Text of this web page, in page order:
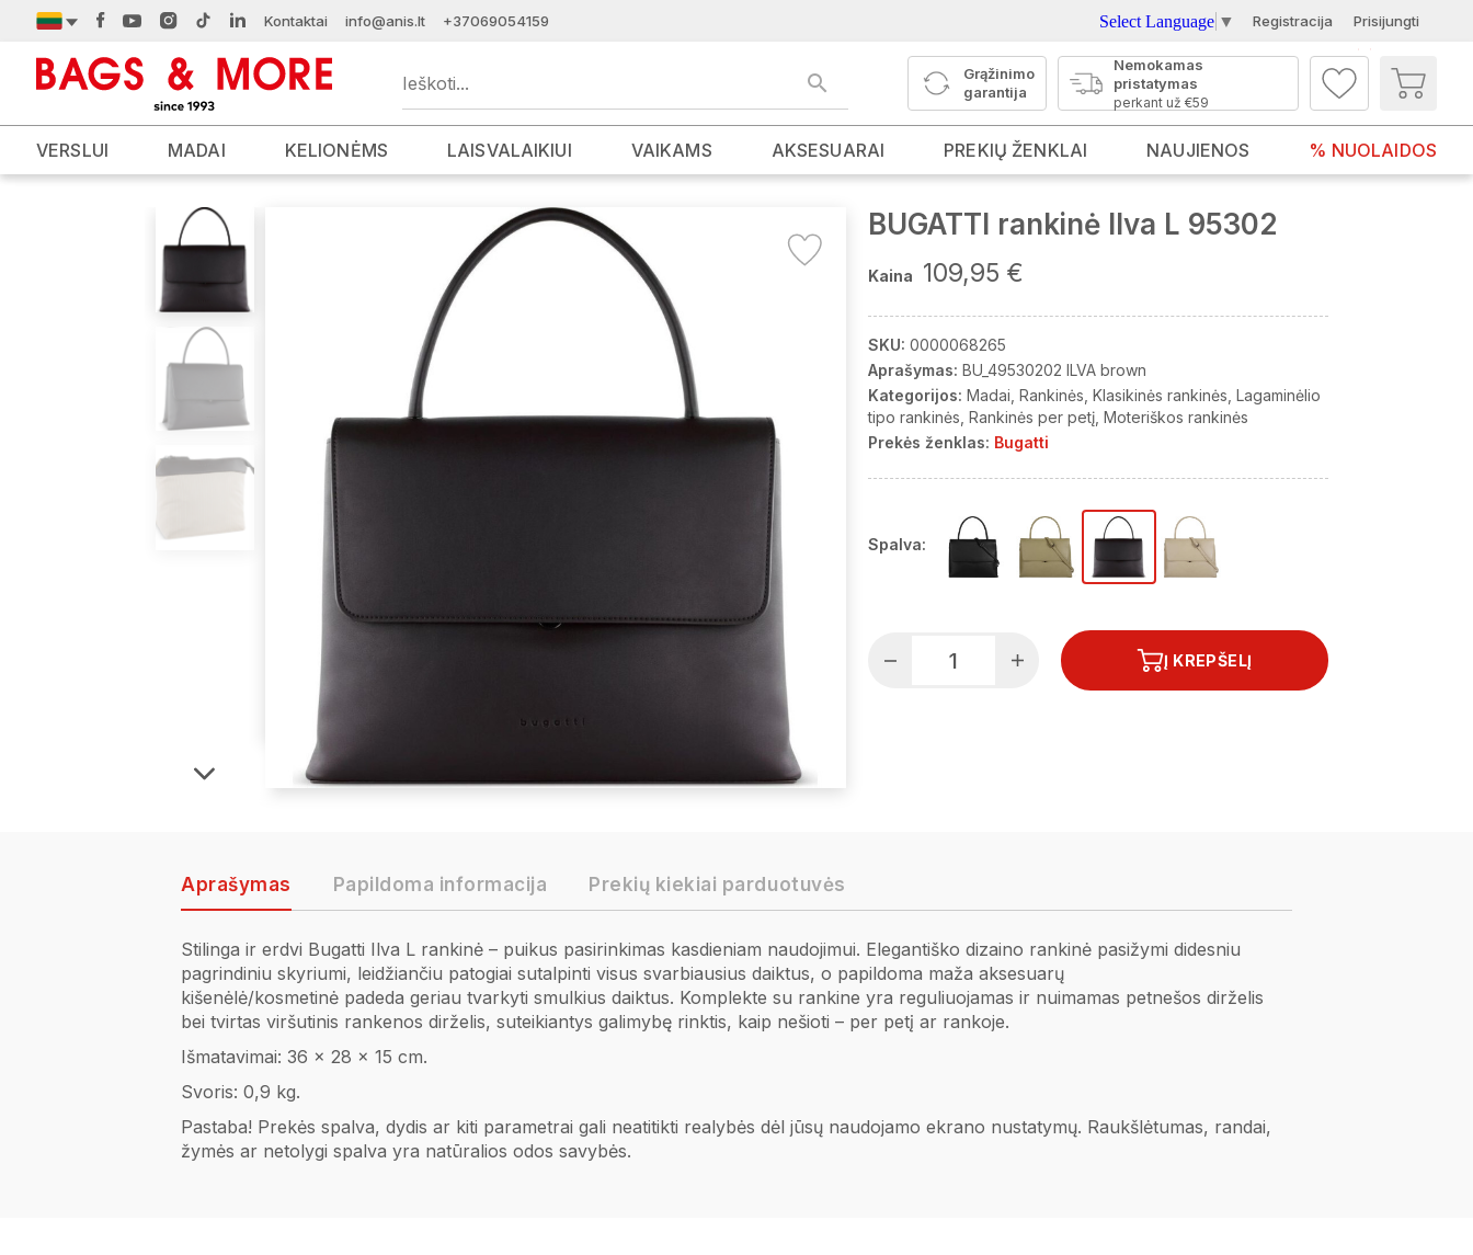
Kontaktai info@anis.lt +37069054159 Select Language ▼ Registracija Prisijungti
Grąžinimo
garantija
Nemokamas
pristatymas
perkant už €59
VERSLUI MADAI KELIONĖMS LAISVALAIKIUI VAIKAMS AKSESUARAI PREKIŲ ŽENKLAI NAUJIENOS % NUOLAIDOS
BUGATTI rankinė Ilva L 95302
Kaina 109,95 €
SKU: 0000068265
Aprašymas: BU_49530202 ILVA brown
Kategorijos: Madai Rankinės Klasikinės rankinės Lagaminėlio
tipo rankinės Rankinės per petį Moteriškos rankinės
Prekės ženklas: Bugatti
Spalva:
Į KREPŠELĮ
Aprašymas Papildoma informacija Prekių kiekiai parduotuvės
Stilinga ir erdvi Bugatti Ilva L rankinė – puikus pasirinkimas kasdieniam naudojimui. Elegantiško dizaino rankinė pasižymi didesniu
pagrindiniu skyriumi, leidžiančiu patogiai sutalpinti visus svarbiausius daiktus, o papildoma maža aksesuarų
kišenėlė/kosmetinė padeda geriau tvarkyti smulkius daiktus. Komplekte su rankine yra reguliuojamas ir nuimamas petnešos dirželis
bei tvirtas viršutinis rankenos dirželis, suteikiantys galimybę rinktis, kaip nešioti – per petį ar rankoje.
Išmatavimai: 36 x 28 x 15 cm.
Svoris: 0,9 kg.
Pastaba! Prekės spalva, dydis ar kiti parametrai gali neatitikti realybės dėl jūsų naudojamo ekrano nustatymų. Raukšlėtumas, randai,
žymės ar netolygi spalva yra natūralios odos savybės.